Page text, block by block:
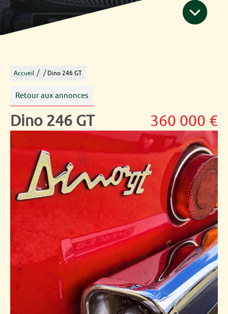
Accueil / /Dino 246 GT
Retour aux annonces
Dino 246 GT 360 000 €